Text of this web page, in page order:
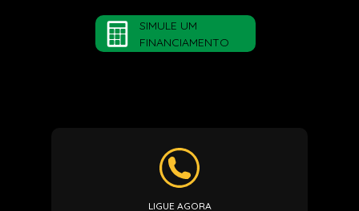
SIMULE UM
FINANCIAMENTO
LIGUE AGORA